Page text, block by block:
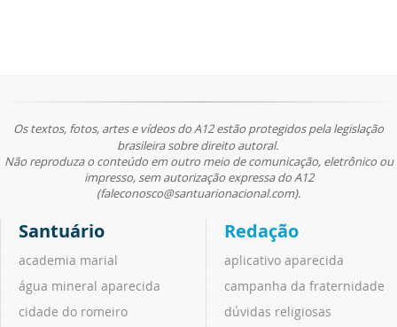
Os textos, fotos, artes e vídeos do A12 estão protegidos pela legislação
brasileira sobre direito autoral.
Não reproduza o conteúdo em outro meio de comunicação, eletrônico ou
impresso, sem autorização expressa do A12
(faleconosco@santuarionacional.com).
Santuário
academia marial
água mineral aparecida
cidade do romeiro
Redação
aplicativo aparecida
campanha da fraternidade
dúvidas religiosas